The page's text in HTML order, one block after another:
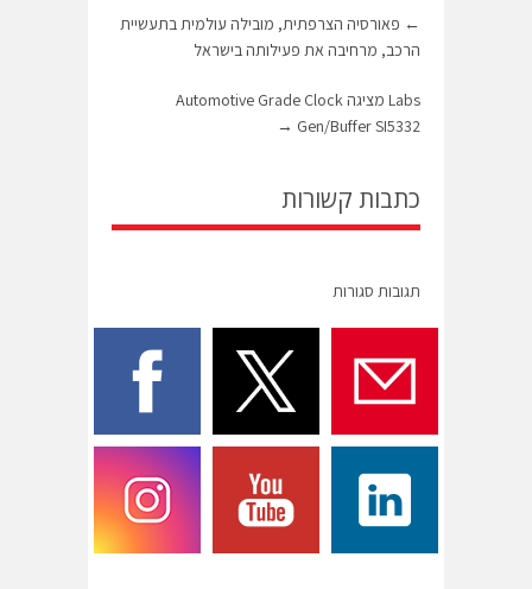
← פאורסיה הצרפתית, מובילה עולמית בתעשיית
הרכב, מרחיבה את פעילותה בישראל
Labs מציגה Automotive Grade Clock
Gen/Buffer SI5332
→
כתבות קשורות
תגובות סגורות